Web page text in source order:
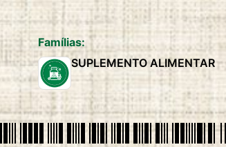
Famílias:
SUPLEMENTO ALIMENTAR